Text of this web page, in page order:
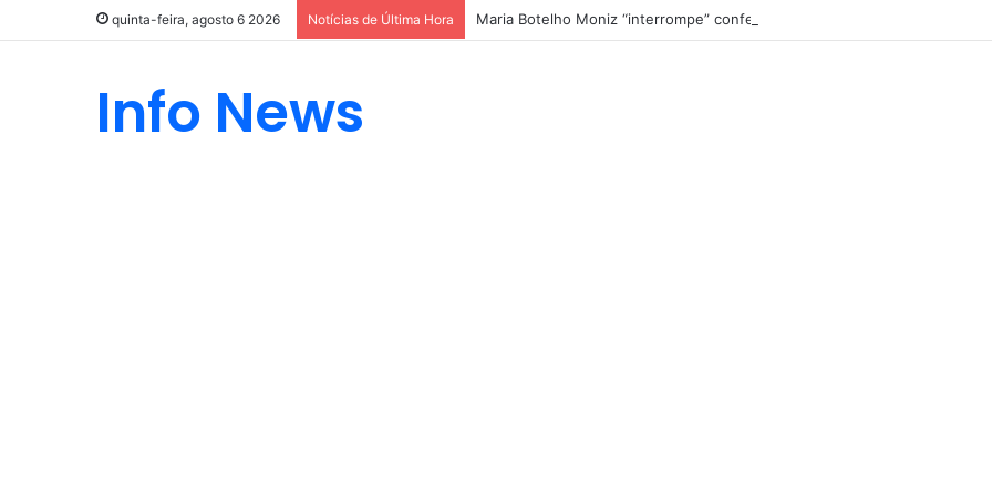
quinta-feira, agosto 6 2026 Notícias de Última Hora Maria Botelho Moniz “interrompe” confessionário
Info News